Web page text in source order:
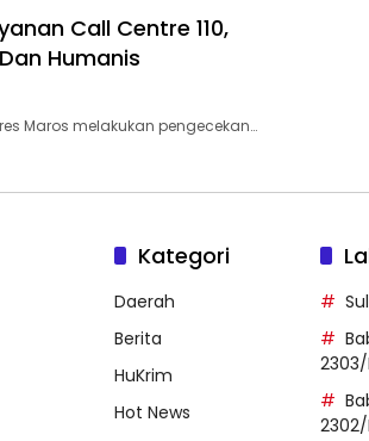
Call Centre 110,
Humanis
Maros melakukan pengecekan…
Kategori
Daerah
Berita
HuKrim
Hot News